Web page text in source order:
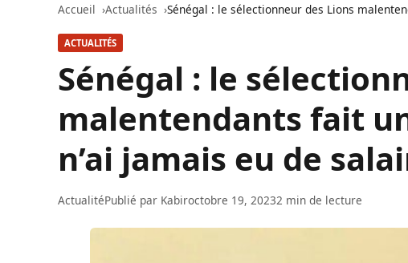
Accueil Actualités Sénégal : le sélectionneur des Lions
ACTUALITÉS
Sénégal : le
malentendants fait
n’ai jamais eu de
ActualitéPublié par Kabiroctobre 19, 20232 min de lecture